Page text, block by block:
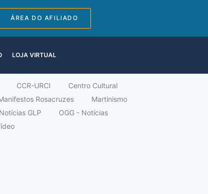
ÁREA DO AFILIADO
LOJA VIRTUAL
CCR-URCI
Centro Cultural
Rosacruzes
Martinismo
Notícias GLP
OGG - Notícias